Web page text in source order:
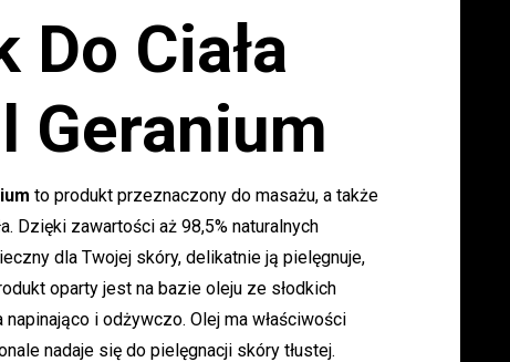
Do Ciała
Geranium
to produkt przeznaczony do masażu, a także
Dzięki zawartości aż 98,5% naturalnych
dla Twojej skóry, delikatnie ją pielęgnuje,
oparty jest na bazie oleju ze słodkich
napinająco i odżywczo. Olej ma właściwości
nadaje się do pielęgnacji skóry tłustej.